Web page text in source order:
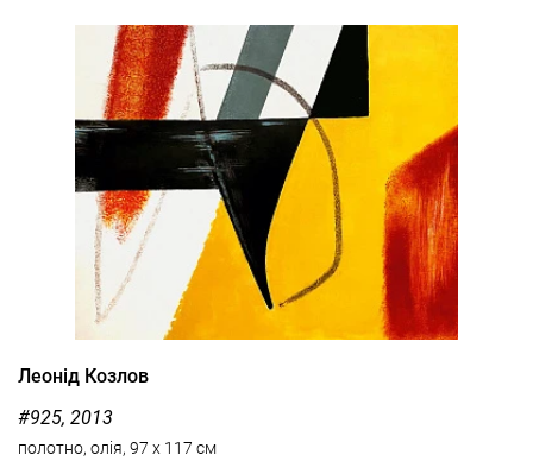
Леонід Козлов
#925, 2013
полотно, олія, 97 x 117 см